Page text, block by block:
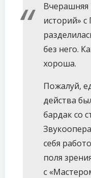
Вчерашняя
историй»
без него.
хороша.
Пожалуй,
действа
бардак со
себя
поля
с